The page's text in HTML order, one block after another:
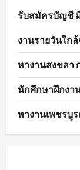
รับสมัครบัญชี
งานรายวันใก
หางานสงขลา
นักศึกษาฝึกงา
หางานเพชรบู